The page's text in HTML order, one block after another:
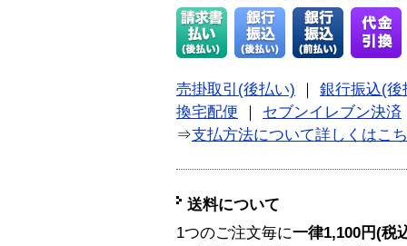
売掛取引(後払い)
銀行振込(後
換宅配便
セブンイレブン決済
⇒支払方法について詳しくはこ
送料について
1つのご注文毎に一律1,100円(税